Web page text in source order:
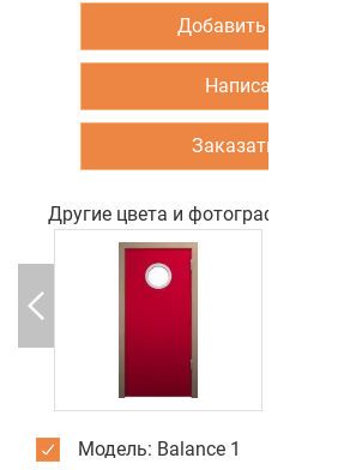
Добавить в корзину
Написать нам
Заказать звонок
Другие цвета и фотографии двери
Модель: Balance 1